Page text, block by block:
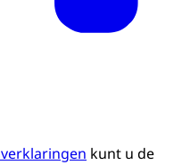
kunt u de